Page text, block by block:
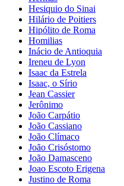
Hesiquio do Sinai
Hilário de Poitiers
Hipólito de Roma
Homilias
Inácio de Antioquia
Ireneu de Lyon
Isaac da Estrela
Isaac, o Sírio
Jean Cassier
Jerônimo
João Carpátio
João Cassiano
João Clímaco
João Crisóstomo
João Damasceno
Joao Escoto Erigena
Justino de Roma